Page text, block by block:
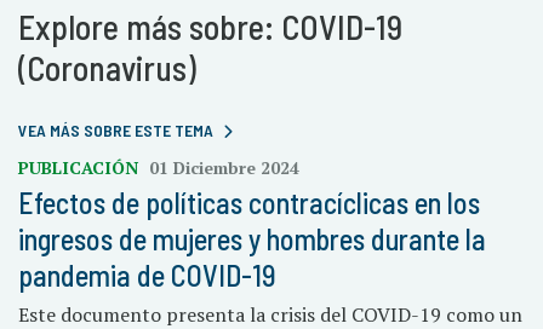
Explore más sobre: COVID-19
(Coronavirus)
VEA MÁS SOBRE ESTE TEMA
PUBLICACIÓN 01 Diciembre 2024
Efectos de políticas contracíclicas en los
ingresos de mujeres y hombres durante la
pandemia de COVID-19
Este documento presenta la crisis del COVID-19 como un